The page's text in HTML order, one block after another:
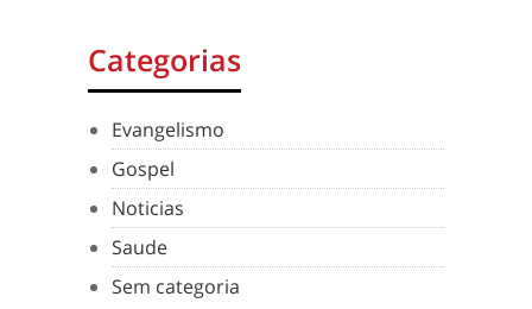
Categorias
Evangelismo
Gospel
Noticias
Saude
Sem categoria